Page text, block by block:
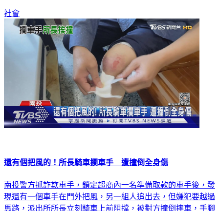
社會
還有個把風的！所長騎車攔車手 遭撞倒全身傷
南投警方抓詐欺車手，鎖定超商內一名準備取款的車手後，發
現還有一個車手在門外把風，另一組人追出去，但嫌犯要越過
馬路，派出所所長立刻騎車上前阻擋，被對方撞倒摔車，手腳